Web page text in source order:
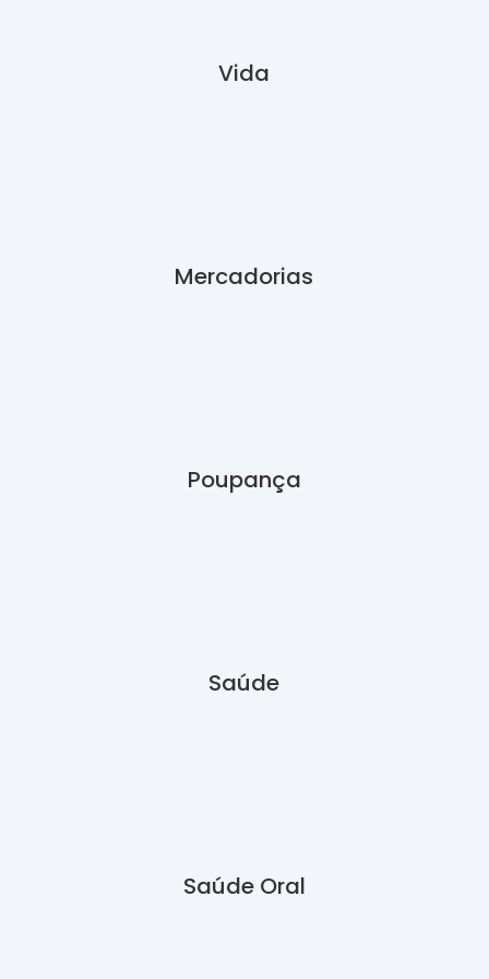
Vida
Mercadorias
Poupança
Saúde
Saúde Oral